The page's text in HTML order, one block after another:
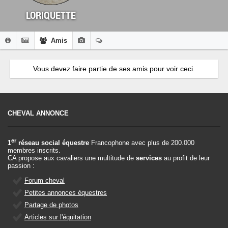
LORIQUETTE
Amis
Vous devez faire partie de ses amis pour voir ceci.
CHEVAL ANNONCE
1er réseau social équestre Francophone avec plus de 200.000
membres inscrits.
CA propose aux cavaliers une multitude de services au profit de leur
passion :
Forum cheval
Petites annonces équestres
Partage de photos
Articles sur l'équitation